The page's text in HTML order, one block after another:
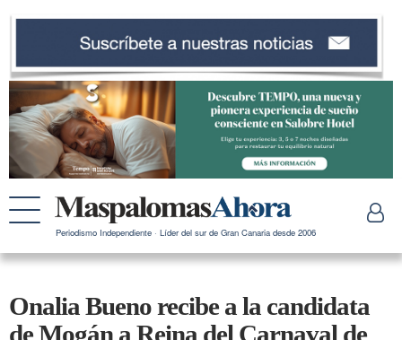
Periodismo Independiente · Líder del sur de Gran Canaria desde 2006
Onalia Bueno recibe a la candidata
de Mogán a Reina del Carnaval de